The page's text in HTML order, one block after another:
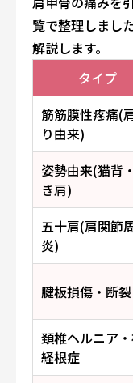
覧で整理しまし
解説します。
タイプ
筋筋膜性疼痛(
り由来)
姿勢由来(猫背
き肩)
五十肩(肩関節
炎)
腱板損傷・断裂
頚椎ヘルニア
経根症